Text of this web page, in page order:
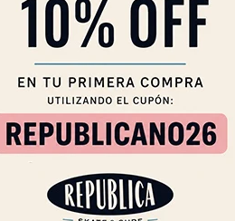
estos guantes están diseñados
y control a través de cada giro.
paneles de neopreno que
en la palma absorbe los
prolongados.
de correa de velcro garantiza un
precisión y destreza.
de tus aventuras de longboarding,